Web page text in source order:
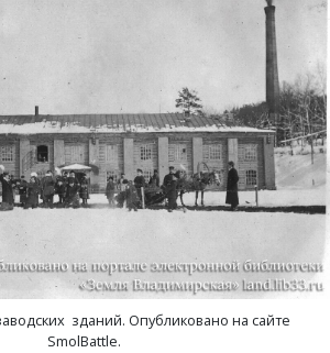
зданий. Опубликовано на сайте
SmolBattle.